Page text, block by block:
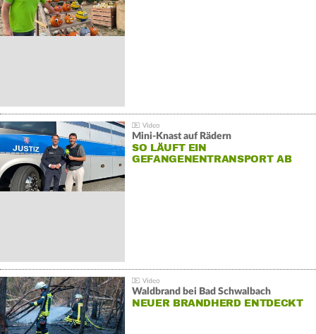
Mini-Knast auf Rädern
SO LÄUFT EIN
GEFANGENENTRANSPORT AB
Waldbrand bei Bad Schwalbach
NEUER BRANDHERD ENTDECKT